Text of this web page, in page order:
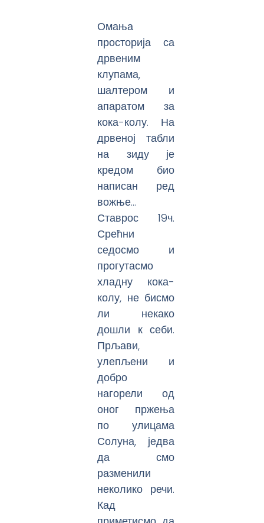
Омања
просторија са
дрвеним
клупама,
шалтером и
апаратом за
кока-колу. На
дрвеној табли
на зиду је
кредом био
написан ред
вожње…
Ставрос 19ч.
Срећни
седосмо и
прогутасмо
хладну кока-
колу, не бисмо
ли некако
дошли к себи.
Прљави,
улепљени и
добро
нагорели од
оног пржења
по улицама
Солуна, једва
да смо
разменили
неколико речи.
Кад